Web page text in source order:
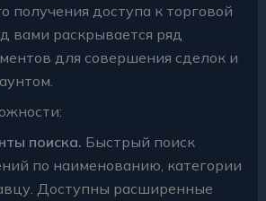
получения доступа к торговой
вами раскрывается ряд
для совершения сделок и
поиска. Быстрый поиск
по наименованию, категории
Доступны расширенные